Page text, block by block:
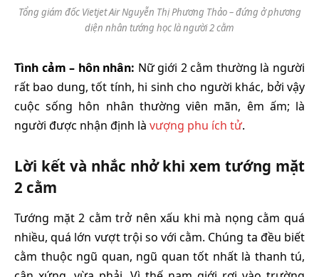
Tổng giám đốc Vietjet Air Nguyễn Thị Phương Thảo – đứng ở phương
diện nhân tướng học là người 2 cằm
Tình cảm – hôn nhân: Nữ giới 2 cằm thường là người
rất bao dung, tốt tính, hi sinh cho người khác, bởi vậy
cuộc sống hôn nhân thường viên mãn, êm ấm; là
người được nhận định là vượng phu ích tử.
Lời kết và nhắc nhở khi xem tướng mặt
2 cằm
Tướng mặt 2 cằm trở nên xấu khi mà nọng cằm quá
nhiều, quá lớn vượt trội so với cằm. Chúng ta đều biết
cằm thuộc ngũ quan, ngũ quan tốt nhất là thanh tú,